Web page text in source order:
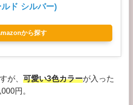
ルド シルバー)
から探す
が、 可愛い3色カラーが入った
円。